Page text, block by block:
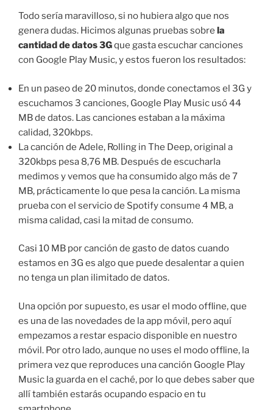
Todo sería maravilloso, si no hubiera algo que nos
genera dudas. Hicimos algunas pruebas sobre la
cantidad de datos 3Gque gasta escuchar canciones
con Google Play Music, y estos fueron los resultados:
En un paseo de 20 minutos, donde conectamos el 3G y
escuchamos 3 canciones, Google Play Music usó 44
MB de datos. Las canciones estaban a la máxima
calidad, 320kbps.
La canción de Adele, Rolling in The Deep, original a
320kbps pesa 8,76 MB. Después de escucharla
medimos y vemos que ha consumido algo más de 7
MB, prácticamente lo que pesa la canción. La misma
prueba con el servicio de Spotify consume 4 MB, a
misma calidad, casi la mitad de consumo.
Casi 10 MB por canción de gasto de datos cuando
estamos en 3G es algo que puede desalentar a quien
no tenga un plan ilimitado de datos.
Una opción por supuesto, es usar el modo offline, que
es una de las novedades de la app móvil, pero aquí
empezamos a restar espacio disponible en nuestro
móvil. Por otro lado, aunque no uses el modo offline, la
primera vez que reproduces una canción Google Play
Music la guarda en el caché, por lo que debes saber que
allí también estarás ocupando espacio en tu